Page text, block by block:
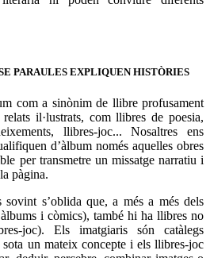
PARAULES EXPLIQUEN HISTÒRIES
com a sinònim de llibre profusament
il·lustrats, com llibres de poesia,
llibres-joc... Nosaltres ens
d’àlbum només aquelles obres
per transmetre un missatge narratiu i
pàgina.
sovint s’oblida que, a més a més dels
i còmics), també hi ha llibres no
joc). Els imatgiaris són catàlegs
sota un mateix concepte i els llibres-joc